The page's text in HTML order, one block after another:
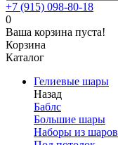
+7 (915) 098-80-18
0
Ваша корзина пуста!
Корзина
Каталог
Гелиевые шары
Назад
Баблс
Большие шары
Наборы из шаров